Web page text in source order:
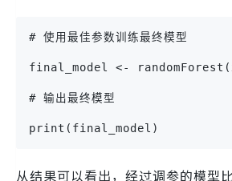
# 使用最佳参数训练最终模型
final_model <-
# 输出最终模型
print(final_model)
从结果可以看出，经过调参的模型